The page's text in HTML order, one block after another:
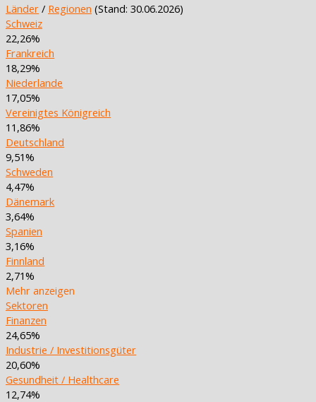
Länder / Regionen (Stand: 30.06.2026)
Schweiz
22,26%
Frankreich
18,29%
Niederlande
17,05%
Vereinigtes Königreich
11,86%
Deutschland
9,51%
Schweden
4,47%
Dänemark
3,64%
Spanien
3,16%
Finnland
2,71%
Mehr anzeigen
Sektoren
Finanzen
24,65%
Industrie / Investitionsgüter
20,60%
Gesundheit / Healthcare
12,74%